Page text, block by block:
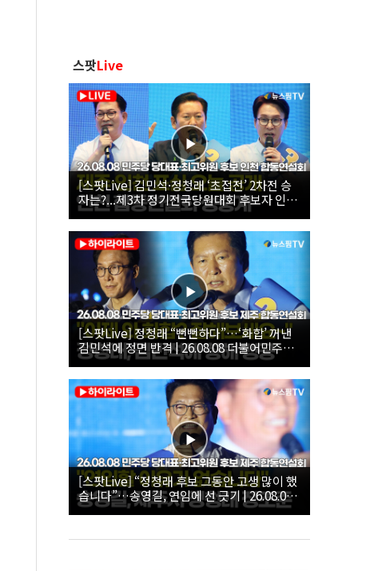
스팟Live
[스팟Live] 김민석·정청래 ‘초접전’ 2차전 승
자는?...제3차 정기전국당원대회 후보자 인천
합동연설회 생중계 | 26.08.08
[스팟Live] 정청래 “뻔뻔하다”…‘화합’ 꺼낸
김민석에 정면 반격 | 26.08.08 더불어민주당
당대표·최고위원 후보 제주 합동연설회
[스팟Live] “정청래 후보 그동안 고생 많이 했
습니다”…송영길, 연임에 선 긋기 | 26.08.08
더불어민주당 당대표·최고위원 후보 제주 합